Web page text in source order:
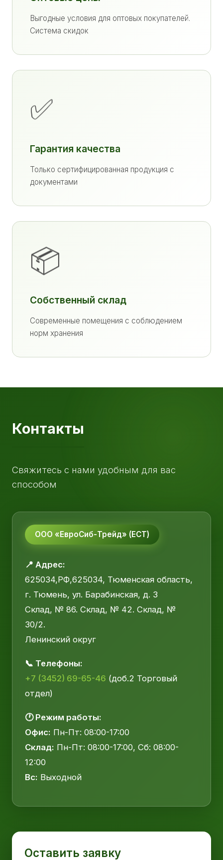
Выгодные условия для оптовых покупателей.
Система скидок
✅
Гарантия качества
Только сертифицированная продукция с
документами
📦
Собственный склад
Современные помещения с соблюдением
норм хранения
Контакты
Свяжитесь с нами удобным для вас
способом
ООО «ЕвроСиб-Трейд» (ЕСТ)
📍 Адрес:
625034,РФ,625034, Тюменская область,
г. Тюмень, ул. Барабинская, д. 3
Склад, № 86. Склад, № 42. Склад, №
30/2.
Ленинский округ
📞 Телефоны:
+7 (3452) 69-65-46 (доб.2 Торговый
отдел)
🕐 Режим работы:
Офис: Пн-Пт: 08:00-17:00
Склад: Пн-Пт: 08:00-17:00, Сб: 08:00-
12:00
Вс: Выходной
Оставить заявку